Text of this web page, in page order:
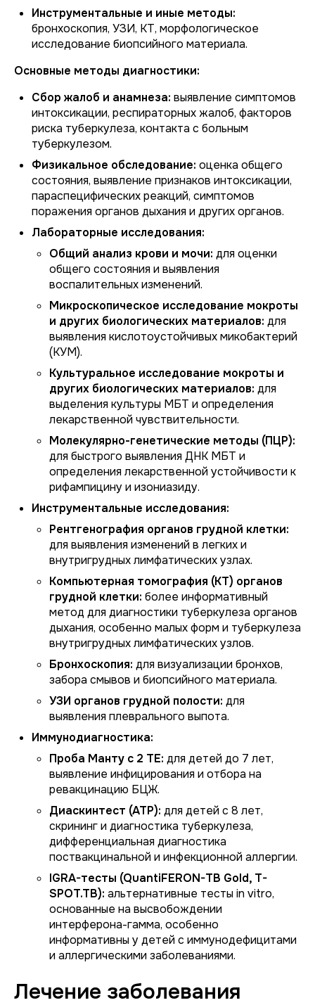
Инструментальные и иные методы:
бронхоскопия, УЗИ, КТ, морфологическое
исследование биопсийного материала.
Основные методы диагностики:
Сбор жалоб и анамнеза: выявление симптомов
интоксикации, респираторных жалоб, факторов
риска туберкулеза, контакта с больным
туберкулезом.
Физикальное обследование: оценка общего
состояния, выявление признаков интоксикации,
параспецифических реакций, симптомов
поражения органов дыхания и других органов.
Лабораторные исследования:
Общий анализ крови и мочи: для оценки
общего состояния и выявления
воспалительных изменений.
Микроскопическое исследование мокроты
и других биологических материалов: для
выявления кислотоустойчивых микобактерий
(КУМ).
Культуральное исследование мокроты и
других биологических материалов: для
выделения культуры МБТ и определения
лекарственной чувствительности.
Молекулярно-генетические методы (ПЦР):
для быстрого выявления ДНК МБТ и
определения лекарственной устойчивости к
рифампицину и изониазиду.
Инструментальные исследования:
Рентгенография органов грудной клетки:
для выявления изменений в легких и
внутригрудных лимфатических узлах.
Компьютерная томография (КТ) органов
грудной клетки: более информативный
метод для диагностики туберкулеза органов
дыхания, особенно малых форм и туберкулеза
внутригрудных лимфатических узлов.
Бронхоскопия: для визуализации бронхов,
забора смывов и биопсийного материала.
УЗИ органов грудной полости: для
выявления плеврального выпота.
Иммунодиагностика:
Проба Манту с 2 ТЕ: для детей до 7 лет,
выявление инфицирования и отбора на
ревакцинацию БЦЖ.
Диаскинтест (АТР): для детей с 8 лет,
скрининг и диагностика туберкулеза,
дифференциальная диагностика
поствакцинальной и инфекционной аллергии.
IGRA-тесты (QuantiFERON-TB Gold, T-
SPOT.TB): альтернативные тесты in vitro,
основанные на высвобождении
интерферона-гамма, особенно
информативны у детей с иммунодефицитами
и аллергическими заболеваниями.
Лечение заболевания